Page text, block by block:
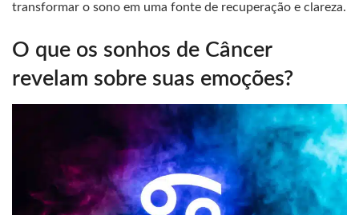
transformar o sono em uma fonte de recuperação e clareza.
O que os sonhos de Câncer
revelam sobre suas emoções?